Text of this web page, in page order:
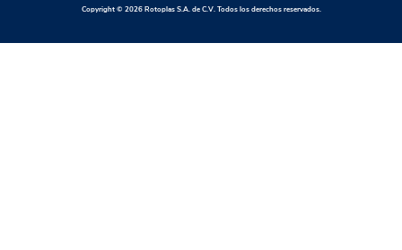
Copyright © 2026 Rotoplas S.A. de C.V. Todos los derechos reservados.